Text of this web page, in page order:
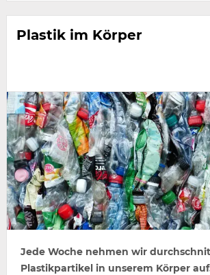
Plastik im Körper
Jede Woche nehmen wir
Plastikpartikel in unserem Körper